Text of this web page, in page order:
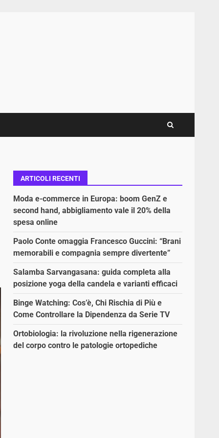
ARTICOLI RECENTI
Moda e-commerce in Europa: boom GenZ e
second hand, abbigliamento vale il 20% della
spesa online
Paolo Conte omaggia Francesco Guccini: “Brani
memorabili e compagnia sempre divertente”
Salamba Sarvangasana: guida completa alla
posizione yoga della candela e varianti efficaci
Binge Watching: Cos’è, Chi Rischia di Più e
Come Controllare la Dipendenza da Serie TV
Ortobiologia: la rivoluzione nella rigenerazione
del corpo contro le patologie ortopediche